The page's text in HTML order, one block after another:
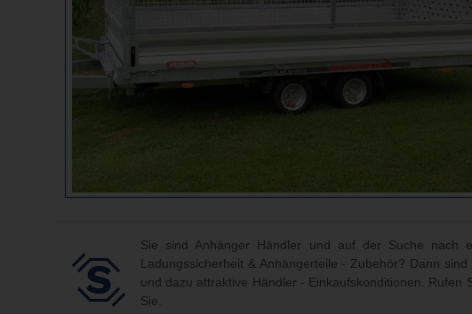
Sie sind Anhänger Händler und auf der Suche nach
Ladungssicherheit & Anhängerteile - Zubehör? Dann
und dazu attraktive Händler - Einkaufskonditionen. Rufen
Sie.